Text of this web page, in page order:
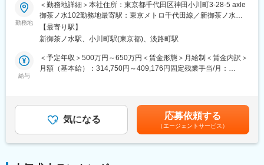
・クライアント（主に都市部企業）との打合せ対応（オンライン
中心）
・業務フロー整備、効率化推進
・監査対応など
■組織構成：
約20名
（1） SPC×再エネという専門性の高い領域
・市場価値の高いスキルが身につく環境
（2） 一括受託モデルで上流まで関われる
・SPCの設立～運営～税務申告までワンストップで提供
■業務内容
海外事業の立ち上げ・推進担当者として、担当国におけるパート
ナー候補との商談、関係構築・実証プロジェクト運営管理、現地
規制対応など、事業開発・推進を一任します。（担当国はASEAN
地域を想定）
現地での導入試験やプロジェクトの進捗管理、および海外現地メ
ンバーとの協働
勤務地
＜勤務地詳細＞本社住所：東京都千代田区神田小川町3-28-5 axle
御茶ノ水102勤務地最寄駅：東京メトロ千代田線／新御茶ノ水駅
受動喫煙対策：屋内全面禁煙変更の範囲：会社の定める事業所
（リモートワーク含む）
【最寄り駅】
新御茶ノ水駅、小川町駅(東京都)、淡路町駅
給与
＜予定年収＞500万円～650万円＜賃金形態＞月給制＜賃金内訳＞
月額（基本給）：314,750円～409,176円固定残業手当/月：
でも目安の金額であり、選考を通じて上下する可能性がありま
す。月給(月額)は固定手当を含めた表記です。
気になる 応募依頼する
（エージェントサービス）